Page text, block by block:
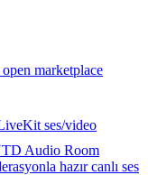
marketplace
ses/video
Audio Room
hazır canlı ses